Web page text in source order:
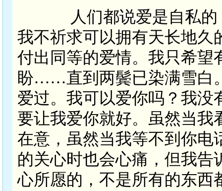
人们都说爱是自私的，
我不祈求可以拥有天长地久
付出同等的爱情。我只希望
盼……直到两鬓已染满雪白
爱过。我可以爱你吗？我没
要让我爱你就好。虽然当我
在意，虽然当我等不到你电
的关心时也会心痛，但我
心所愿的，不是所有的东西